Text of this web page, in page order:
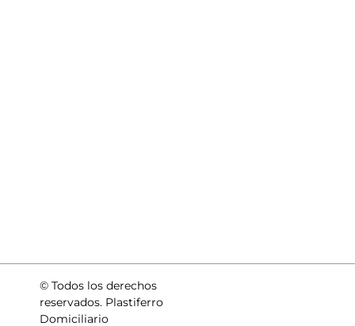
© Todos los derechos
reservados. Plastiferro
Domiciliario